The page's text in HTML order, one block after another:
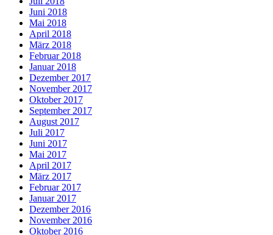
Juni 2018
Mai 2018
April 2018
März 2018
Februar 2018
Januar 2018
Dezember 2017
November 2017
Oktober 2017
September 2017
August 2017
Juli 2017
Juni 2017
Mai 2017
April 2017
März 2017
Februar 2017
Januar 2017
Dezember 2016
November 2016
Oktober 2016